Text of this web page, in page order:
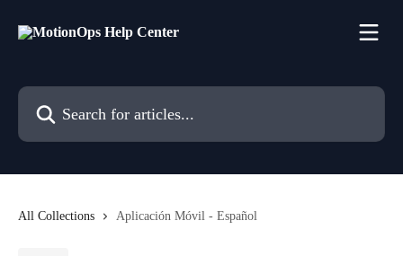
Search for articles...
All Collections Aplicación Móvil - Español